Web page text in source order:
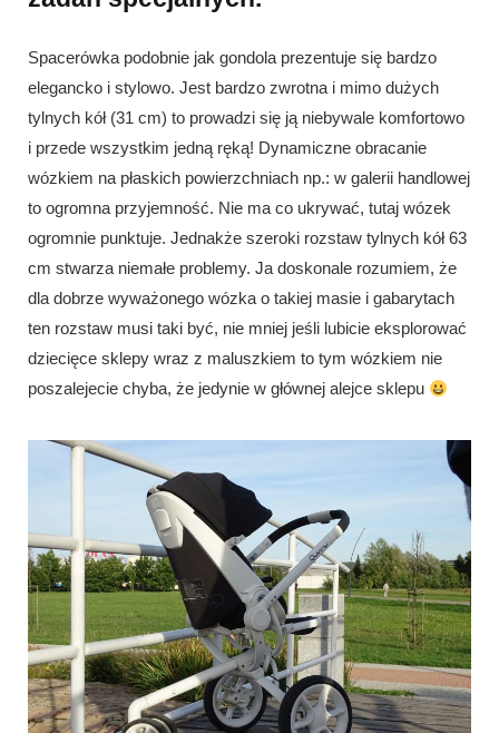
Spacerówka podobnie jak gondola prezentuje się bardzo
elegancko i stylowo. Jest bardzo zwrotna i mimo dużych
tylnych kół (31 cm) to prowadzi się ją niebywale komfortowo
i przede wszystkim jedną ręką! Dynamiczne obracanie
wózkiem na płaskich powierzchniach np.: w galerii handlowej
to ogromna przyjemność. Nie ma co ukrywać, tutaj wózek
ogromnie punktuje. Jednakże szeroki rozstaw tylnych kół 63
cm stwarza niemałe problemy. Ja doskonale rozumiem, że
dla dobrze wyważonego wózka o takiej masie i gabarytach
ten rozstaw musi taki być, nie mniej jeśli lubicie eksplorować
dziecięce sklepy wraz z maluszkiem to tym wózkiem nie
poszalejecie chyba, że jedynie w głównej alejce sklepu